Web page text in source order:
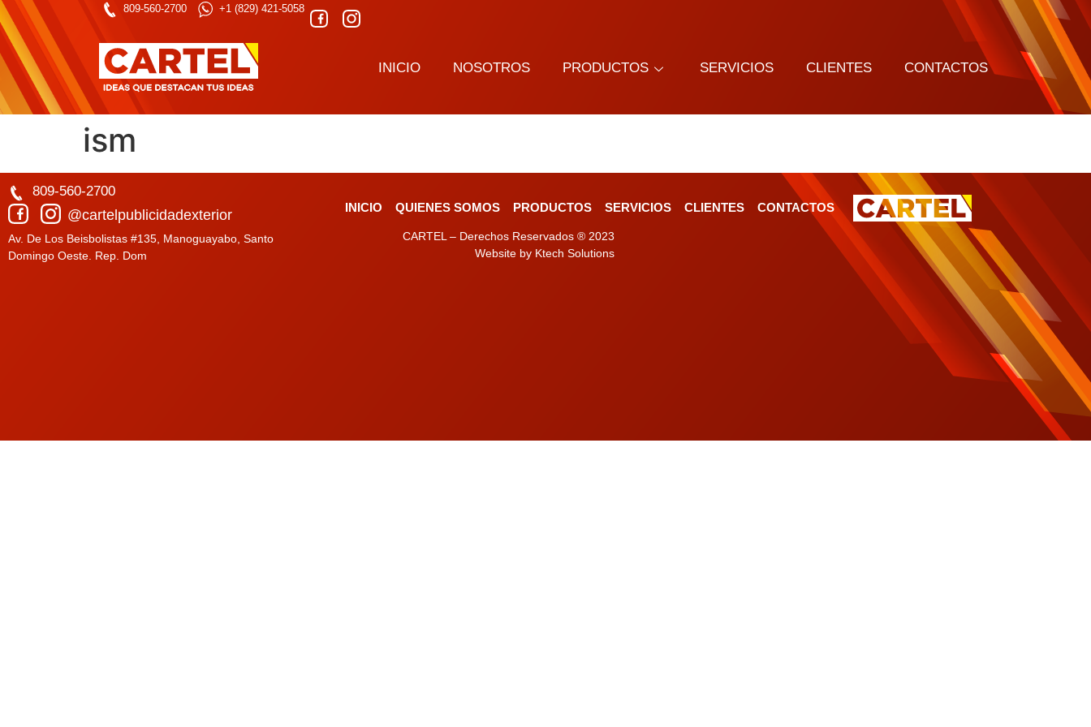
809-560-2700 +1 (829) 421-5058
INICIO NOSOTROS PRODUCTOS SERVICIOS CLIENTES CONTACTOS
ism
809-560-2700
@cartelpublicidadexterior
Av. De Los Beisbolistas #135, Manoguayabo, Santo
Domingo Oeste. Rep. Dom
INICIO QUIENES SOMOS PRODUCTOS SERVICIOS CLIENTES CONTACTOS
CARTEL – Derechos Reservados ® 2023
Website by Ktech Solutions